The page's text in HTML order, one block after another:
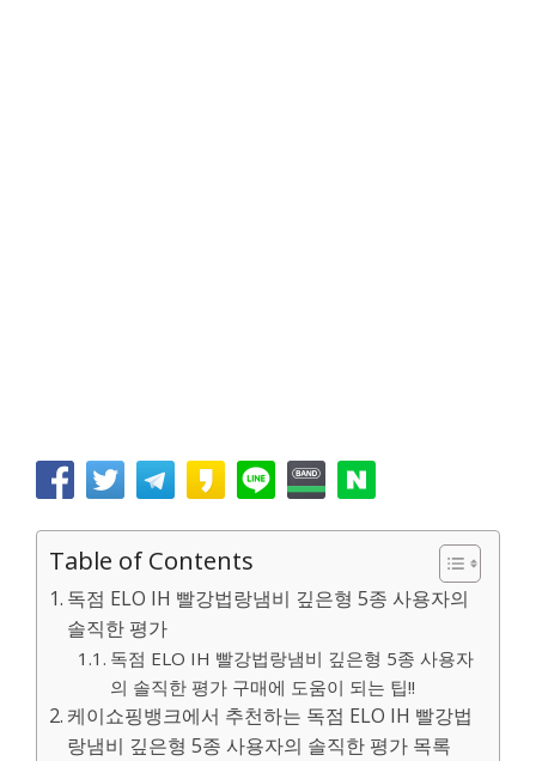
Table of Contents
독점 ELO IH 빨강법랑냄비 깊은형 5종 사용자의
솔직한 평가
독점 ELO IH 빨강법랑냄비 깊은형 5종 사용자
의 솔직한 평가 구매에 도움이 되는 팁!!
케이쇼핑뱅크에서 추천하는 독점 ELO IH 빨강법
랑냄비 깊은형 5종 사용자의 솔직한 평가 목록